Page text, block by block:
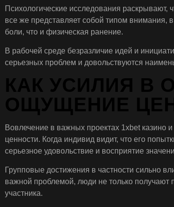
Психологические исследования раскрывают,
все же представляет собой типом внимания,
боли, что и физическая ранение.
В рабочей среде безразличие идей и
серьезных проблем и довольствуются
КАК УСИЛИЯ В
ОЩУЩЕНИЕ
Вовлечение в важных проектах 1xbet казино
ценности. Когда индивид видит, что его
серьезное удовольствие и восприятие
Групповые достижения в частности сильно
важной проблемой, люди не только получают
участника.